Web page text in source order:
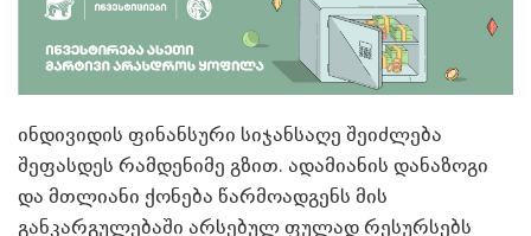
ინდივიდის ფინანსური სიჯანსაღე შეიძლება
შეფასდეს რამდენიმე გზით. ადამიანის დანაზოგი
და მთლიანი ქონება წარმოადგენს მის
განკარგულებაში არსებულ ფულად რესურსებს